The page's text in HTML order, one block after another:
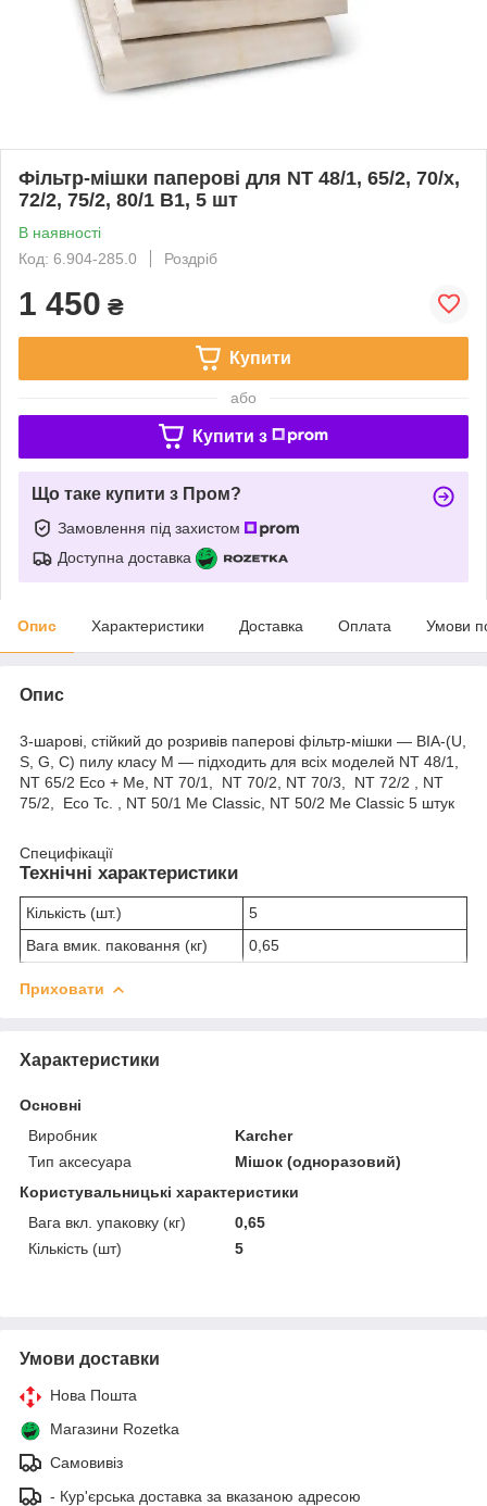
Фільтр-мішки паперові для NT 48/1, 65/2, 70/х,
72/2, 75/2, 80/1 В1, 5 шт
В наявності
Код: 6.904-285.0
Роздріб
1 450 ₴
Купити
або
Купити з
Що таке купити з Пром?
Замовлення під захистом
Доступна доставка
Опис Характеристики Доставка Оплата Умови
Опис
3-шарові, стійкий до розривів паперові фільтр-мішки — BIA-(U,
S, G, C) пилу класу М — підходить для всіх моделей NT 48/1,
NT 65/2 Eco + Me, NT 70/1, NT 70/2, NT 70/3, NT 72/2 , NT
75/2, Eco Tc. , NT 50/1 Me Classic, NT 50/2 Me Classic 5 штук
Специфікації
Технічні характеристики
Кількість (шт.)
5
Вага вмик. паковання (кг)
0,65
Приховати
Характеристики
Основні
Виробник
Karcher
Тип аксесуара
Мішок (одноразовий)
Користувальницькі характеристики
Вага вкл. упаковку (кг)
0,65
Кількість (шт)
5
Умови доставки
Нова Пошта
Магазини Rozetka
Самовивіз
- Кур'єрська доставка за вказаною адресою